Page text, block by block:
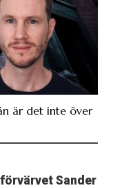
är det inte över
Sander